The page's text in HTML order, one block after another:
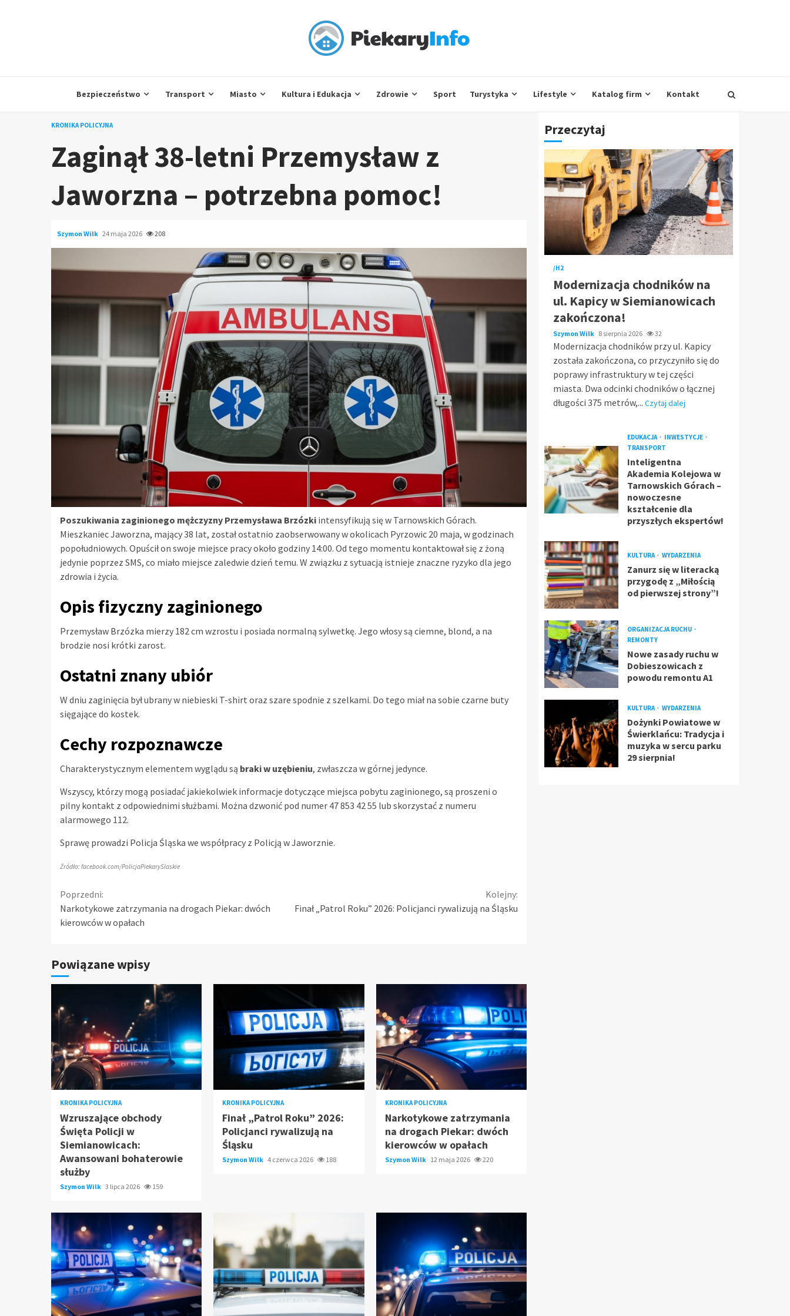
Bezpieczeństwo Transport Miasto Kultura i Edukacja Zdrowie Sport Turystyka Lifestyle Katalog firm Kontakt
KRONIKA POLICYJNA
Zaginął 38-letni Przemysław z
Jaworzna – potrzebna pomoc!
Szymon Wilk 24 maja 2026 208
Poszukiwania zaginionego mężczyzny Przemysława Brzózki intensyfikują się w Tarnowskich Górach.
Mieszkaniec Jaworzna, mający 38 lat, został ostatnio zaobserwowany w okolicach Pyrzowic 20 maja, w godzinach
popołudniowych. Opuścił on swoje miejsce pracy około godziny 14:00. Od tego momentu kontaktował się z żoną
jedynie poprzez SMS, co miało miejsce zaledwie dzień temu. W związku z sytuacją istnieje znaczne ryzyko dla jego
zdrowia i życia.
Opis fizyczny zaginionego
Przemysław Brzózka mierzy 182 cm wzrostu i posiada normalną sylwetkę. Jego włosy są ciemne, blond, a na
brodzie nosi krótki zarost.
Ostatni znany ubiór
W dniu zaginięcia był ubrany w niebieski T-shirt oraz szare spodnie z szelkami. Do tego miał na sobie czarne buty
sięgające do kostek.
Cechy rozpoznawcze
Charakterystycznym elementem wyglądu są braki w uzębieniu, zwłaszcza w górnej jedynce.
Wszyscy, którzy mogą posiadać jakiekolwiek informacje dotyczące miejsca pobytu zaginionego, są proszeni o
pilny kontakt z odpowiednimi służbami. Można dzwonić pod numer 47 853 42 55 lub skorzystać z numeru
alarmowego 112.
Sprawę prowadzi Policja Śląska we współpracy z Policją w Jaworznie.
Źródło: facebook.com/PolicjaPiekarySlaskie
Continue
Reading
Poprzedni:
Narkotykowe zatrzymania na drogach Piekar: dwóch
kierowców w opałach
Kolejny:
Finał „Patrol Roku” 2026: Policjanci rywalizują na Śląsku
Powiązane wpisy
KRONIKA POLICYJNA
Wzruszające obchody
Święta Policji w
Siemianowicach:
Awansowani bohaterowie
służby
Szymon Wilk 3 lipca 2026 159
KRONIKA POLICYJNA
Finał „Patrol Roku” 2026:
Policjanci rywalizują na
Śląsku
Szymon Wilk 4 czerwca 2026 188
KRONIKA POLICYJNA
Narkotykowe zatrzymania
na drogach Piekar: dwóch
kierowców w opałach
Szymon Wilk 12 maja 2026 220
Przeczytaj
/H2
Modernizacja chodników na
ul. Kapicy w Siemianowicach
zakończona!
Szymon Wilk 8 sierpnia 2026 32
Modernizacja chodników przy ul. Kapicy
została zakończona, co przyczyniło się do
poprawy infrastruktury w tej części
miasta. Dwa odcinki chodników o łącznej
długości 375 metrów,... Czytaj dalej
EDUKACJA
INWESTYCJE
TRANSPORT
Inteligentna
Akademia Kolejowa w
Tarnowskich Górach –
nowoczesne
kształcenie dla
przyszłych ekspertów!
KULTURA WYDARZENIA
Zanurz się w literacką
przygodę z „Miłością
od pierwszej strony”!
ORGANIZACJA RUCHU
REMONTY
Nowe zasady ruchu w
Dobieszowicach z
powodu remontu A1
KULTURA WYDARZENIA
Dożynki Powiatowe w
Świerklańcu: Tradycja i
muzyka w sercu parku
29 sierpnia!